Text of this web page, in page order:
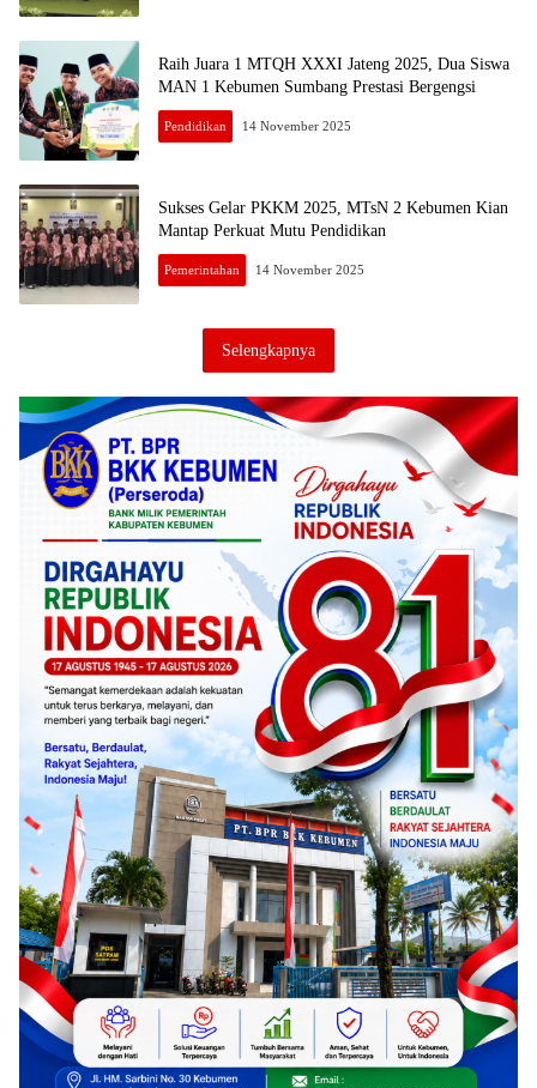
Raih Juara 1 MTQH XXXI Jateng 2025, Dua Siswa
MAN 1 Kebumen Sumbang Prestasi Bergengsi
Pendidikan 14 November 2025
Sukses Gelar PKKM 2025, MTsN 2 Kebumen Kian
Mantap Perkuat Mutu Pendidikan
Pemerintahan 14 November 2025
Selengkapnya